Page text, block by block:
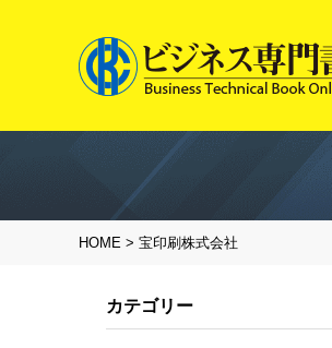
HOME > 宝印刷株式会社
カテゴリー